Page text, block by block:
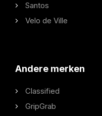
Santos
Velo de Ville
Andere merken
Classified
GripGrab